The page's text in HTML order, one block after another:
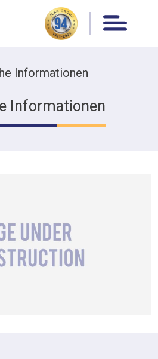
Informationen
Informationen